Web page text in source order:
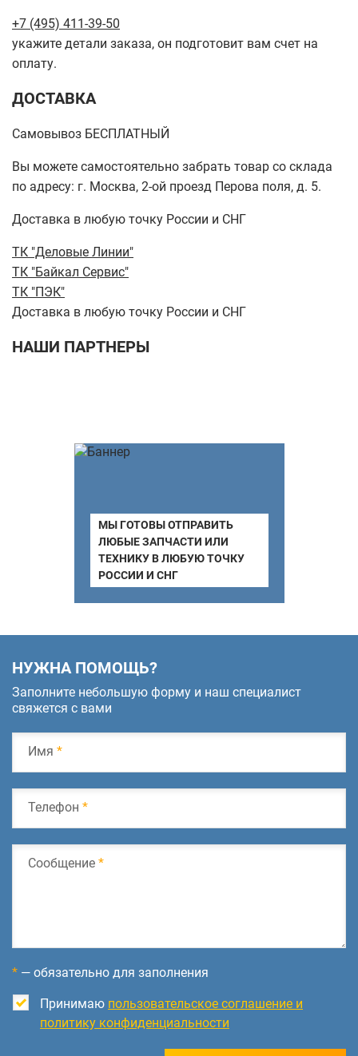
+7 (495) 411-39-50
укажите детали заказа, он подготовит вам счет на
оплату.
ДОСТАВКА
Самовывоз БЕСПЛАТНЫЙ
Вы можете самостоятельно забрать товар со склада
по адресу: г. Москва, 2-ой проезд Перова поля, д. 5.
Доставка в любую точку России и СНГ
ТК "Деловые Линии"
ТК "Байкал Сервис"
ТК "ПЭК"
Доставка в любую точку России и СНГ
НАШИ ПАРТНЕРЫ
МЫ ГОТОВЫ ОТПРАВИТЬ
ЛЮБЫЕ ЗАПЧАСТИ ИЛИ
ТЕХНИКУ В ЛЮБУЮ ТОЧКУ
РОССИИ И СНГ
НУЖНА ПОМОЩЬ?
Заполните небольшую форму и наш специалист
свяжется с вами
Имя *
Телефон *
Сообщение *
* — обязательно для заполнения
Принимаю пользовательское соглашение и
политику конфиденциальности